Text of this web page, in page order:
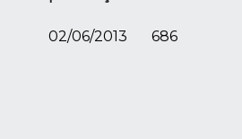
02/06/2013 686